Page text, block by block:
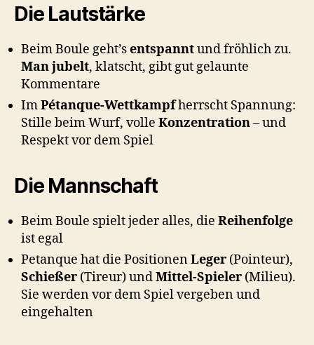
Die Lautstärke
Beim Boule geht’sentspanntund fröhlich zu.
Man jubelt, klatscht, gibt gut gelaunte
Kommentare
ImPétanque-Wettkampfherrscht Spannung:
Stille beim Wurf, volle Konzentration– und
Respekt vor dem Spiel
Die Mannschaft
Beim Boule spielt jeder alles, die Reihenfolge
ist egal
Petanque hat die PositionenLeger (Pointeur),
Schießer (Tireur) undMittel-Spieler (Milieu).
Sie werden vor dem Spiel vergeben und
eingehalten